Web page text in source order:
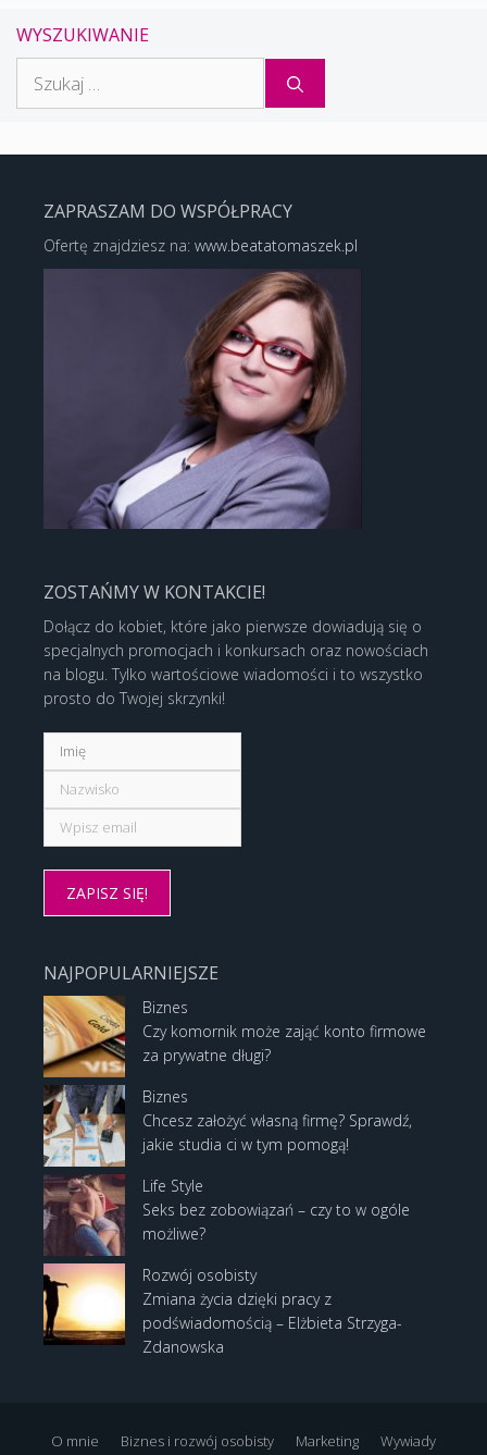
WYSZUKIWANIE
ZAPRASZAM DO WSPÓŁPRACY
Ofertę znajdziesz na: www.beatatomaszek.pl
ZOSTAŃMY W KONTAKCIE!
Dołącz do kobiet, które jako pierwsze dowiadują się o
specjalnych promocjach i konkursach oraz nowościach
na blogu. Tylko wartościowe wiadomości i to wszystko
prosto do Twojej skrzynki!
NAJPOPULARNIEJSZE
Biznes
Czy komornik może zająć konto firmowe
za prywatne długi?
Biznes
Chcesz założyć własną firmę? Sprawdź,
jakie studia ci w tym pomogą!
Life Style
Seks bez zobowiązań – czy to w ogóle
możliwe?
Rozwój osobisty
Zmiana życia dzięki pracy z
podświadomością – Elżbieta Strzyga-
Zdanowska
O mnie Biznes i rozwój osobisty Marketing Wywiady